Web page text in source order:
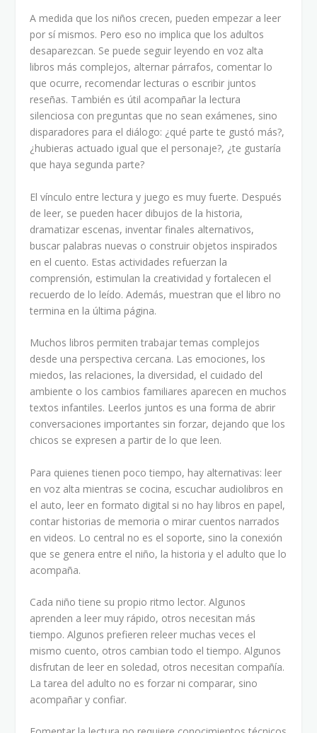
A medida que los niños crecen, pueden empezar a leer
por sí mismos. Pero eso no implica que los adultos
desaparezcan. Se puede seguir leyendo en voz alta
libros más complejos, alternar párrafos, comentar lo
que ocurre, recomendar lecturas o escribir juntos
reseñas. También es útil acompañar la lectura
silenciosa con preguntas que no sean exámenes, sino
disparadores para el diálogo: ¿qué parte te gustó más?,
¿hubieras actuado igual que el personaje?, ¿te gustaría
que haya segunda parte?
El vínculo entre lectura y juego es muy fuerte. Después
de leer, se pueden hacer dibujos de la historia,
dramatizar escenas, inventar finales alternativos,
buscar palabras nuevas o construir objetos inspirados
en el cuento. Estas actividades refuerzan la
comprensión, estimulan la creatividad y fortalecen el
recuerdo de lo leído. Además, muestran que el libro no
termina en la última página.
Muchos libros permiten trabajar temas complejos
desde una perspectiva cercana. Las emociones, los
miedos, las relaciones, la diversidad, el cuidado del
ambiente o los cambios familiares aparecen en muchos
textos infantiles. Leerlos juntos es una forma de abrir
conversaciones importantes sin forzar, dejando que los
chicos se expresen a partir de lo que leen.
Para quienes tienen poco tiempo, hay alternativas: leer
en voz alta mientras se cocina, escuchar audiolibros en
el auto, leer en formato digital si no hay libros en papel,
contar historias de memoria o mirar cuentos narrados
en videos. Lo central no es el soporte, sino la conexión
que se genera entre el niño, la historia y el adulto que lo
acompaña.
Cada niño tiene su propio ritmo lector. Algunos
aprenden a leer muy rápido, otros necesitan más
tiempo. Algunos prefieren releer muchas veces el
mismo cuento, otros cambian todo el tiempo. Algunos
disfrutan de leer en soledad, otros necesitan compañía.
La tarea del adulto no es forzar ni comparar, sino
acompañar y confiar.